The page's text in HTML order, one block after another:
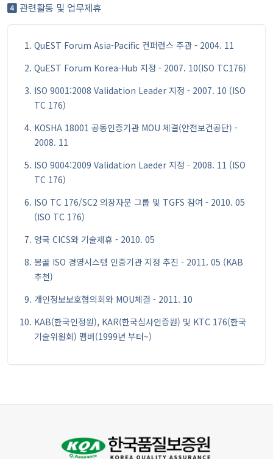
관련활동 및 업무제휴
QuEST Forum Asia-Pacific 컨퍼런스 주관 - 2004. 11
QuEST Forum Korea-Hub 지정 - 2007. 10(ISO TC176)
ISO 9001:2008 Validation Leader 지정 - 2007. 10 (ISO
TC 176)
KOSHA 18001 공동인증기관 MOU 체결(안전보건공단) -
2008. 11
ISO 9004:2009 Validation Laeder 지정 - 2008. 11 (ISO
TC 176)
ISO TC 176/SC2 의장자문 그룹 및 TGFS 참여 - 2010. 05
(ISO TC 176)
영국 CICS와 기술제휴 - 2010. 05
몽골 ISO 경영시스템 인증기관 지정 추진 - 2011. 05 (KAB
추천)
개인정보보호협의회와 MOU체결 - 2011. 10
KAB(한국인정원), KAR(한국심사인증원) 및 KTC 176(한국
기술위원회) 멤버(1999년 부터~)